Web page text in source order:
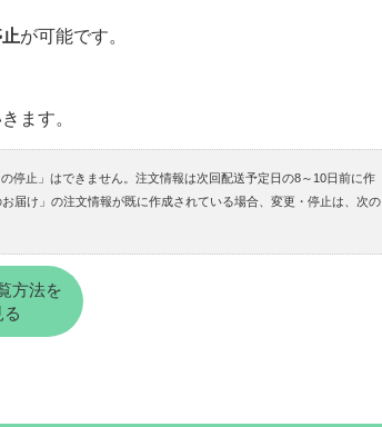
が可能です。
ます。
停止」はできません。注文情報は次回配送予定日の8～10日前に作
届け」の注文情報が既に作成されている場合、変更・停止は、次の
方法を